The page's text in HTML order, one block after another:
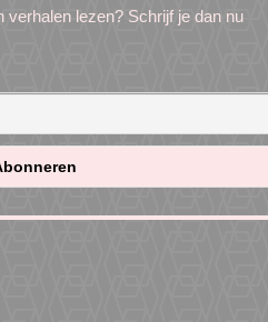
verhalen lezen? Schrijf je dan nu